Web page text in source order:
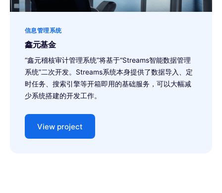
信息管理系统
鑫元基金
“鑫元稽核审计管理系统”将基于“Streams智能数据管理
系统”二次开发。Streams系统本身提供了数据导入、定
时任务、搜索引擎等开箱即用的基础服务，可以大幅减
少系统搭建的开发工作。
View project